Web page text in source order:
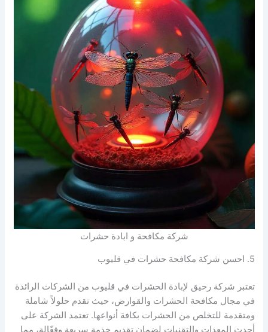
شركة مكافحة و ابادة حشرات
5. احسن شركة مكافحة حشرات في قليوب
تعتبر شركة رحيق لإبادة الحشرات في قليوب من الشركات الرائدة
في مجال مكافحة الحشرات والقوارض، حيث تقدم حلولاً شاملة
ومتقدمة للتخلص من الحشرات بكافة أنواعها. تعتمد الشركة على
أحدث المعدات والتقنيات لضمان تقديم خدمة سريعة وفعّالة، مما